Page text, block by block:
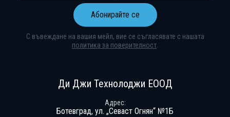
Ди Джи Технолоджи ЕООД
Адрес
Ботевград, ул. „Севаст Огнян“ №1Б
Абонирайте се
С въвеждане на вашия мейл, вие се съгласявате с нашата
политика за поверителност